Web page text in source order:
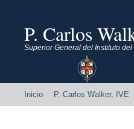
P. Carlos
Superior General del Instituto
Inicio P. Carlos Walker, IVE